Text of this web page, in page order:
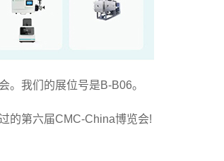
我们的展位号是B-B06。
第六届CMC-China博览会!